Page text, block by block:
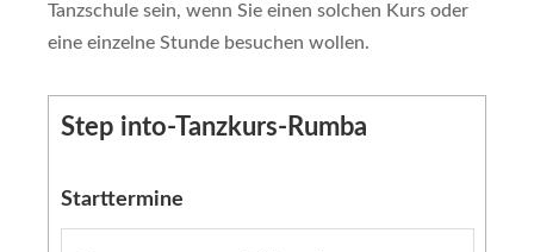
Tanzschule sein, wenn Sie einen solchen Kurs oder
eine einzelne Stunde besuchen wollen.
Step into-Tanzkurs-Rumba
Starttermine